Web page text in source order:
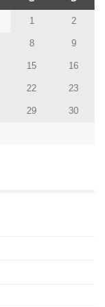
1 2
8 9
15 16
22 23
29 30